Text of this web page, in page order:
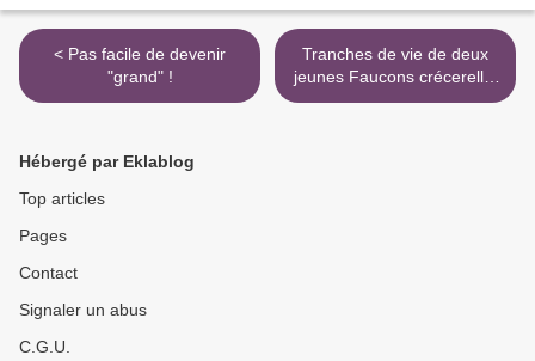
< Pas facile de devenir
"grand" !
Tranches de vie de deux
jeunes Faucons crécerelle.
>
Hébergé par Eklablog
Top articles
Pages
Contact
Signaler un abus
C.G.U.